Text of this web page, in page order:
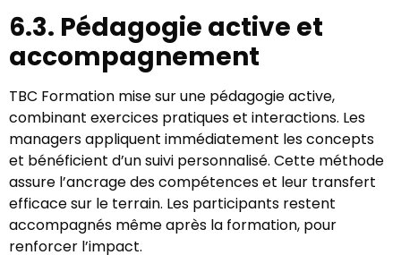
6.3. Pédagogie active et
accompagnement
TBC Formation mise sur une pédagogie active,
combinant exercices pratiques et interactions. Les
managers appliquent immédiatement les concepts
et bénéficient d’un suivi personnalisé. Cette méthode
assure l’ancrage des compétences et leur transfert
efficace sur le terrain. Les participants restent
accompagnés même après la formation, pour
renforcer l’impact.